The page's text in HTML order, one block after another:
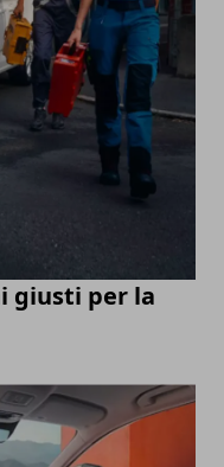
giusti per la